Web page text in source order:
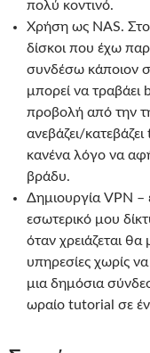
πολύ κοντινό.
Χρήση ως NAS. Στο
δίσκοι που έχω
συνδέσω κάποιον
μπορεί να τραβάει
προβολή από την
ανεβάζει/
κανένα λόγο να
βράδυ.
Δημιουργία VPN
εσωτερικό μου
όταν χρειάζεται
υπηρεσίες χωρίς
μια δημόσια
ωραίο tutorial σε